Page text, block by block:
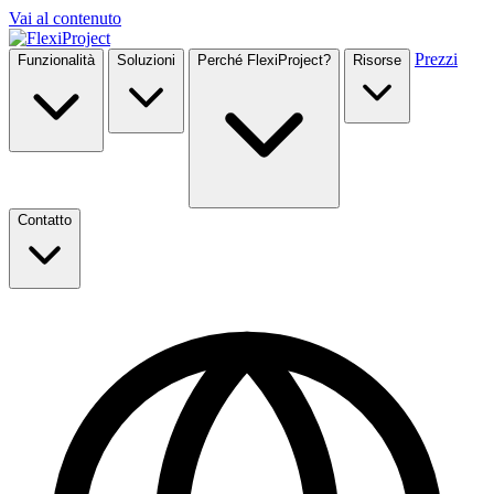
Vai al contenuto
Funzionalità Soluzioni Perché FlexiProject? Risorse Prezzi
Contatto